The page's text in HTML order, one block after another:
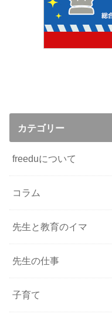
カテゴリー
freeduについて
コラム
先生と教育のイマ
先生の仕事
子育て